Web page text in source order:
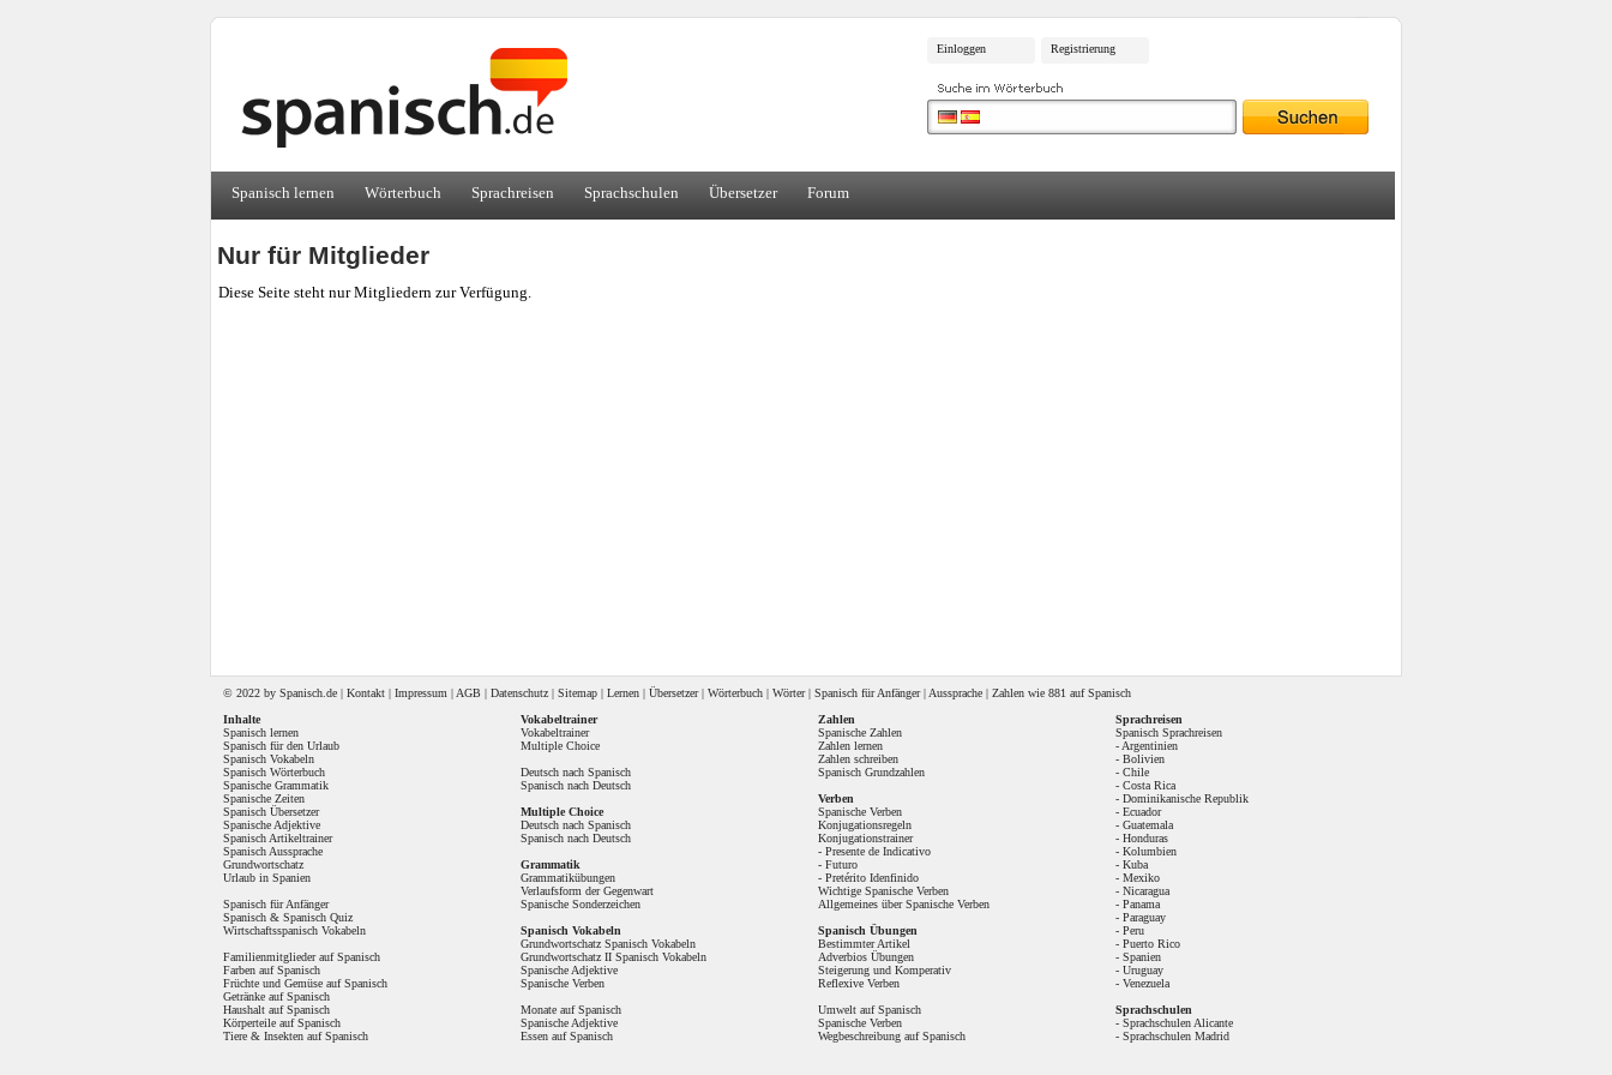
Einloggen Registrierung
Spanisch lernen Wörterbuch Sprachreisen Sprachschulen Übersetzer Forum
Nur für Mitglieder
Diese Seite steht nur Mitgliedern zur Verfügung.
© 2022 by Spanisch .de | Kontakt | Impressum | AGB | Datenschutz | Sitemap | Lernen | Übersetzer| Wörterbuch | Wörter| Spanisch für Anfänger| Aussprache | Zahlen wie 881 auf Spanisch
Inhalte
Spanisch lernen
Spanisch für den Urlaub
Spanisch Vokabeln
Spanisch Wörterbuch
Spanische Grammatik
Spanische Zeiten
Spanisch Übersetzer
Spanische Adjektive
Spanisch Artikeltrainer
Spanisch Aussprache
Grundwortschatz
Urlaub in Spanien
Spanisch für Anfänger
Spanisch & Spanisch Quiz
Wirtschaftsspanisch Vokabeln
Familienmitglieder auf Spanisch
Farben auf Spanisch
Früchte und Gemüse auf Spanisch
Getränke auf Spanisch
Haushalt auf Spanisch
Körperteile auf Spanisch
Tiere & Insekten auf Spanisch
Vokabeltrainer
Vokabeltrainer
Multiple Choice
Deutsch nach Spanisch
Spanisch nach Deutsch
Multiple Choice
Deutsch nach Spanisch
Spanisch nach Deutsch
Grammatik
Grammatikübungen
Verlaufsform der Gegenwart
Spanische Sonderzeichen
Spanisch Vokabeln
Grundwortschatz Spanisch Vokabeln
Grundwortschatz II Spanisch Vokabeln
Spanische Adjektive
Spanische Verben
Monate auf Spanisch
Spanische Adjektive
Essen auf Spanisch
Zahlen
Spanische Zahlen
Zahlen lernen
Zahlen schreiben
Spanisch Grundzahlen
Verben
Spanische Verben
Konjugationsregeln
Konjugationstrainer
- Presente de Indicativo
- Futuro
- Pretérito Idenfinido
Wichtige Spanische Verben
Allgemeines über Spanische Verben
Spanisch Übungen
Bestimmter Artikel
Adverbios Übungen
Steigerung und Komperativ
Reflexive Verben
Umwelt auf Spanisch
Spanische Verben
Wegbeschreibung auf Spanisch
Sprachreisen
Spanisch Sprachreisen
- Argentinien
- Bolivien
- Chile
- Costa Rica
- Dominikanische Republik
- Ecuador
- Guatemala
- Honduras
- Kolumbien
- Kuba
- Mexiko
- Nicaragua
- Panama
- Paraguay
- Peru
- Puerto Rico
- Spanien
- Uruguay
- Venezuela
Sprachschulen
- Sprachschulen Alicante
- Sprachschulen Madrid